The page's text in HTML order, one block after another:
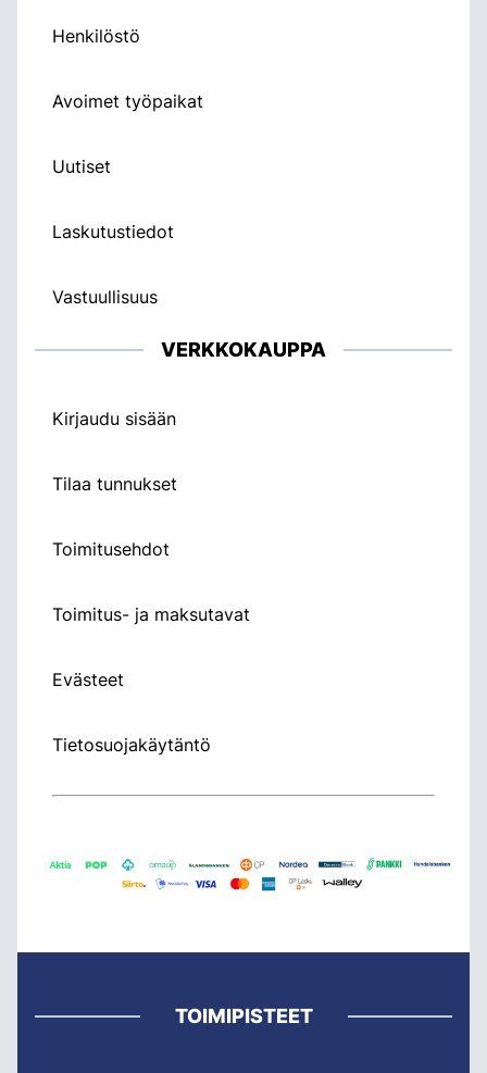
Henkilöstö
Avoimet työpaikat
Uutiset
Laskutustiedot
Vastuullisuus
VERKKOKAUPPA
Kirjaudu sisään
Tilaa tunnukset
Toimitusehdot
Toimitus- ja maksutavat
Evästeet
Tietosuojakäytäntö
TOIMIPISTEET